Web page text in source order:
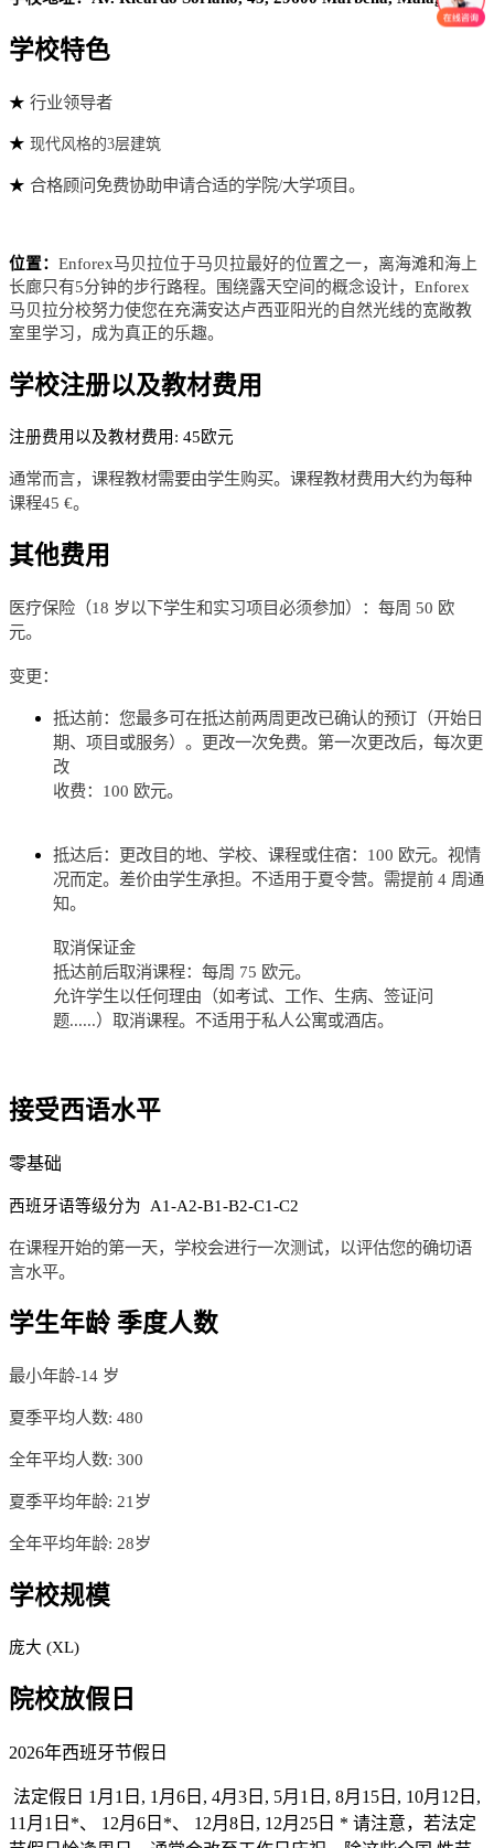
学校特色
★ 行业领导者
★ 现代风格的3层建筑
★ 合格顾问免费协助申请合适的学院/大学项目。
位置： Enforex马贝拉位于马贝拉最好的位置之一，离海滩和海上
长廊只有5分钟的步行路程。围绕露天空间的概念设计，Enforex
马贝拉分校努力使您在充满安达卢西亚阳光的自然光线的宽敞教
室里学习，成为真正的乐趣。
学校注册以及教材费用
注册费用以及教材费用: 45欧元
通常而言，课程教材需要由学生购买。课程教材费用大约为每种
课程45 €。
其他费用
医疗保险（18 岁以下学生和实习项目必须参加）：每周 50 欧
元。
变更：
抵达前：您最多可在抵达前两周更改已确认的预订（开始日
期、项目或服务）。更改一次免费。第一次更改后，每次更
改
收费：100 欧元。
抵达后：更改目的地、学校、课程或住宿：100 欧元。视情
况而定。差价由学生承担。不适用于夏令营。需提前 4 周通
知。
取消保证金
抵达前后取消课程：每周 75 欧元。
允许学生以任何理由（如考试、工作、生病、签证问
题......）取消课程。不适用于私人公寓或酒店。
接受西语水平
零基础
西班牙语等级分为 A1-A2-B1-B2-C1-C2
在课程开始的第一天，学校会进行一次测试，以评估您的确切语
言水平。
学生年龄 季度人数
最小年龄-14 岁
夏季平均人数: 480
全年平均人数: 300
夏季平均年龄: 21岁
全年平均年龄: 28岁
学校规模
庞大 (XL)
院校放假日
2026年西班牙节假日
法定假日 1月1日, 1月6日, 4月3日, 5月1日, 8月15日, 10月12日,
11月1日*、 12月6日*、 12月8日, 12月25日 * 请注意，若法定